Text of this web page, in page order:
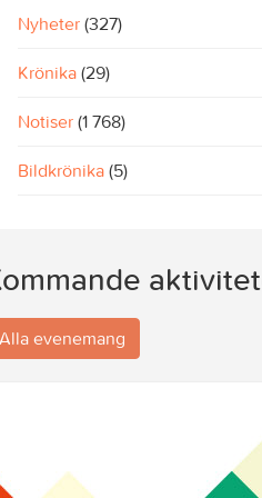
Nyheter (327)
Krönika (29)
Notiser (1 768)
Bildkrönika (5)
Alla evenemang